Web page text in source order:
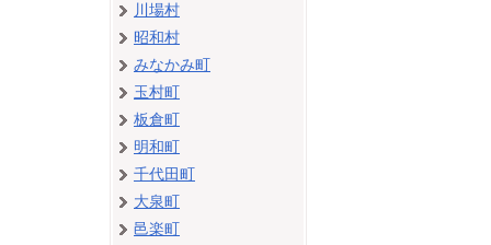
川場村
昭和村
みなかみ町
玉村町
板倉町
明和町
千代田町
大泉町
邑楽町